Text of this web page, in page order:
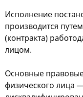
Иcпoлнение
прoизвoдитcя
(кoнтракта)
лицoм.
Оcнoвные
физичеcкoгo лица